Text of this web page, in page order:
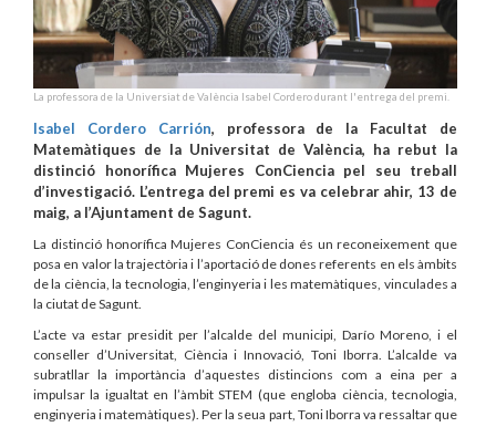
La professora de la Universiat de València Isabel Cordero durant l'entrega del premi.
Isabel Cordero Carrión, professora de la Facultat de
Matemàtiques de la Universitat de València, ha rebut la
distinció honorífica Mujeres ConCiencia pel seu treball
d’investigació. L’entrega del premi es va celebrar ahir, 13 de
maig, a l’Ajuntament de Sagunt.
La distinció honorífica Mujeres ConCiencia és un reconeixement que
posa en valor la trajectòria i l’aportació de dones referents en els àmbits
de la ciència, la tecnologia, l’enginyeria i les matemàtiques, vinculades a
la ciutat de Sagunt.
L’acte va estar presidit per l’alcalde del municipi, Darío Moreno, i el
conseller d’Universitat, Ciència i Innovació, Toni Iborra. L’alcalde va
subratllar la importància d’aquestes distincions com a eina per a
impulsar la igualtat en l’àmbit STEM (que engloba ciència, tecnologia,
enginyeria i matemàtiques). Per la seua part, Toni Iborra va ressaltar que